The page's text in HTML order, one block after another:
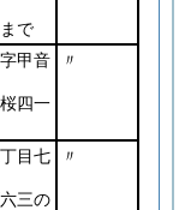
で
甲音
四一
〃
目七
三の
〃